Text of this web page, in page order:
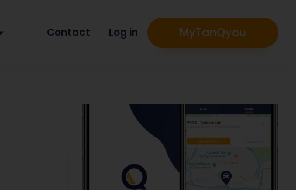
Contact Log in MyTanQyou